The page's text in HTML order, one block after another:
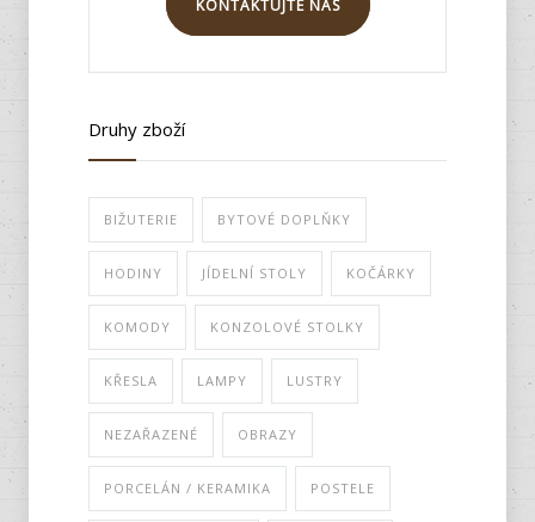
KONTAKTUJTE NÁS
Druhy zboží
BIŽUTERIE BYTOVÉ DOPLŇKY
HODINY JÍDELNÍ STOLY KOČÁRKY
KOMODY KONZOLOVÉ STOLKY
KŘESLA LAMPY LUSTRY
NEZAŘAZENÉ OBRAZY
PORCELÁN / KERAMIKA POSTELE